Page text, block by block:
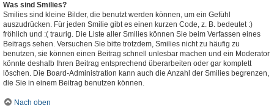
Was sind Smilies?
Smilies sind kleine Bilder, die benutzt werden können, um ein Gefühl
auszudrücken. Für jeden Smilie gibt es einen kurzen Code, z. B. bedeutet :)
fröhlich und :( traurig. Die Liste aller Smilies können Sie beim Verfassen eines
Beitrags sehen. Versuchen Sie bitte trotzdem, Smilies nicht zu häufig zu
benutzen, sie können einen Beitrag schnell unlesbar machen und ein Moderator
könnte deshalb Ihren Beitrag entsprechend überarbeiten oder gar komplett
löschen. Die Board-Administration kann auch die Anzahl der Smilies begrenzen,
die Sie in einem Beitrag benutzen können.
Nach oben